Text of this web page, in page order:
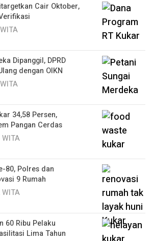
Cair Oktober,
Dipanggil, DPRD
dengan OIKN
34,58 Persen,
Pangan Cerdas
80, Polres dan
9 Rumah
60 Ribu Pelaku
Lima Tahun